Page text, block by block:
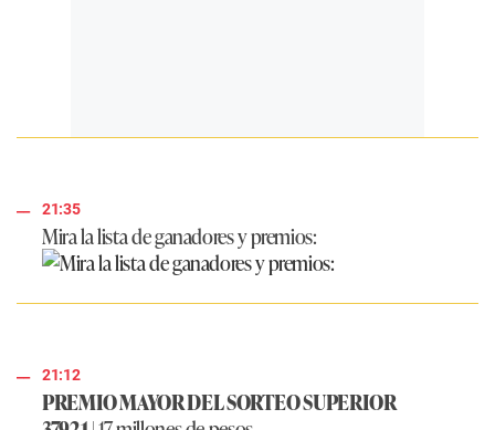
21:35
Mira la lista de ganadores y premios:
21:12
PREMIO MAYOR DEL SORTEO SUPERIOR